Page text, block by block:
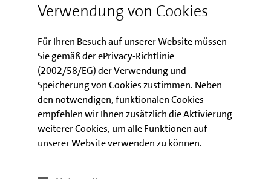
Verwendung von Cookies
Für Ihren Besuch auf unserer Website müssen
Sie gemäß der ePrivacy-Richtlinie
(2002/58/EG) der Verwendung und
Speicherung von Cookies zustimmen. Neben
den notwendigen, funktionalen Cookies
empfehlen wir Ihnen zusätzlich die Aktivierung
weiterer Cookies, um alle Funktionen auf
unserer Website verwenden zu können.
Sie dazu dem Leitfaden, den Sie im Bereich
Download der
Veranstaltungsunterlagen
Leitfaden zur digitalen WebEx
Veranstaltung